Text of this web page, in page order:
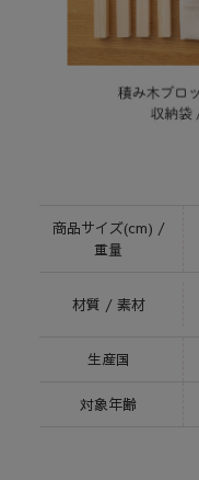
商品サイズ(cm) /
重量
材質 / 素材
生産国
対象年齢